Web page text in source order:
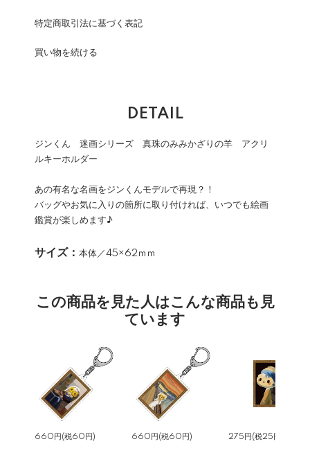
特定商取引法に基づく表記
買い物を続ける
DETAIL
ジンくん 迷画シリーズ 真珠のみみかざりの羊 アクリ
ルキーホルダー
あの有名な名画をジンくんモデルで再現？！
バッグやお気に入りの箇所に取り付ければ、いつでも絵画
鑑賞が楽しめます♪
サイズ： 本体／45×62ｍｍ
この商品を見た人はこんな商品も見
ています
660円(税60円) 660円(税60円) 275円(税25円)